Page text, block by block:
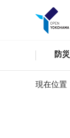
防
現在位置